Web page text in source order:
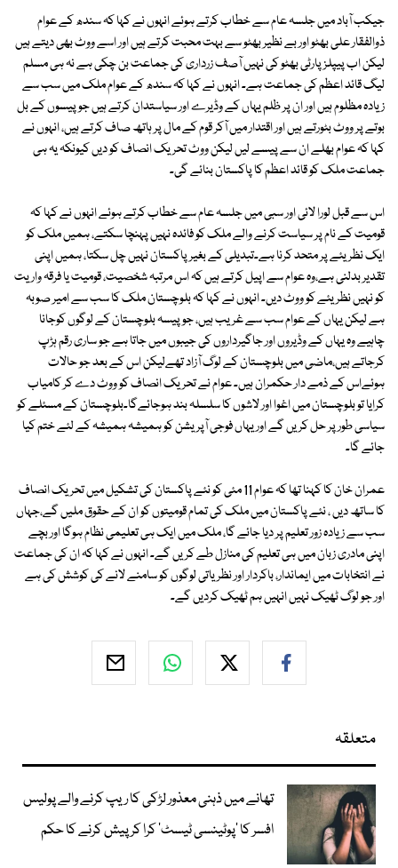
جیکب آباد میں جلسہ عام سے خطاب کرتے ہوئے انہوں نے کہا کہ سندھ کے عوام
ذوالفقار علی بھٹو اور بے نظیر بھٹو سے بہت محبت کرتے ہیں اور اسے ووٹ بھی دیتے ہیں
لیکن اب پیپلز پارٹی بھٹو کی نہیں آصف زرداری کی جماعت بن چکی ہے نہ ہی مسلم
لیگ قائد اعظم کی جماعت ہے۔ انہوں نے کہا کہ سندھ کے عوام ملک میں سب سے
زیادہ مظلوم ہیں اور ان پر ظلم یہاں کے وڈیرے اور سیاستدان کرتے ہیں جو پیسوں کے بل
بوتے پر ووٹ بٹورتے ہیں اور اقتدار میں آکر قوم کے مال پر ہاتھ صاف کرتے ہیں، انہوں نے
کہا کہ عوام بھلے ان سے پیسے لیں لیکن ووٹ تحریک انصاف کو دیں کیونکہ یہ ہی
جماعت ملک کو قائد اعظم کا پاکستان بنائے گی۔
اس سے قبل لورا لائی اور سبی میں جلسہ عام سے خطاب کرتے ہوئے انہوں نے کہا کہ
قومیت کے نام پر سیاست کرنے والے ملک کو فائدہ نہیں پہنچا سکتے، ہمیں ملک کو
ایک نظریئے پر متحد کرنا ہے۔تبدیلی کے بغیر پاکستان نہیں چل سکتا، ہمیں اپنی
تقدیر بدلنی ہے،وہ عوام سے اپیل کرتے ہیں کہ اس مرتبہ شخصیت، قومیت یا فرقہ واریت
کو نہیں نظریئے کو ووٹ دیں۔ انہوں نے کہا کہ بلوچستان ملک کا سب سے امیر صوبہ
ہے لیکن یہاں کے عوام سب سے غریب ہیں، جو پیسہ بلوچستان کے لوگوں کوجانا
چاہیے وہ یہاں کے وڈیروں اور جاگیرداروں کی جیبوں میں جاتا ہے جو ساری رقم ہڑپ
کرجاتے ہیں،ماضی میں بلوچستان کے لوگ آزاد تھےلیکن اس کے بعد جو حالات
ہوئےاس کے ذمے دار حکمران ہیں۔ عوام نے تحریک انصاف کو ووٹ دے کر کامیاب
کرایا تو بلوچستان میں اغوا اور لاشوں کا سلسلہ بند ہوجائےگا۔بلوچستان کے مسئلے کو
سیاسی طور پر حل کریں گے اور یہاں فوجی آپریشن کو ہمیشہ ہمیشہ کے لئے ختم کیا
جائے گا۔
عمران خان کا کہنا تھا کہ عوام 11 مئی کو نئے پاکستان کی تشکیل میں تحریک انصاف
کا ساتھ دیں ، نئے پاکستان میں ملک کی تمام قومیتوں کو ان کے حقوق ملیں گے،جہاں
سب سے زیادہ زور تعلیم پر دیا جائے گا، ملک میں ایک ہی تعلیمی نظام ہوگا اور بچے
اپنی مادری زبان میں ہی تعلیم کی منازل طے کریں گے۔ انہوں نے کہا کہ ان کی جماعت
نے انتخابات میں ایماندار، باکردار اور نظریاتی لوگوں کو سامنے لانے کی کوشش کی ہے
اور جو لوگ ٹھیک نہیں انہیں ہم ٹھیک کردیں گے۔
متعلقہ
تھانے میں ذہنی معذور لڑکی کا ریپ کرنے والے پولیس
افسر کا ’پوٹینسی ٹیسٹ‘ کرا کر پیش کرنے کا حکم